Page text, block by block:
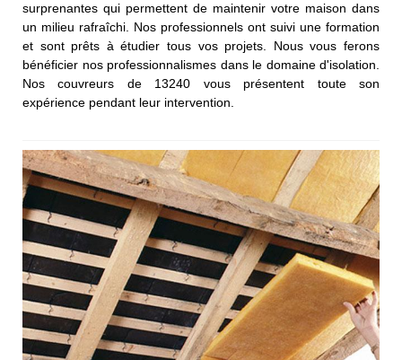
surprenantes qui permettent de maintenir votre maison dans
un milieu rafraîchi. Nos professionnels ont suivi une formation
et sont prêts à étudier tous vos projets. Nous vous ferons
bénéficier nos professionnalismes dans le domaine d'isolation.
Nos couvreurs de 13240 vous présentent toute son
expérience pendant leur intervention.